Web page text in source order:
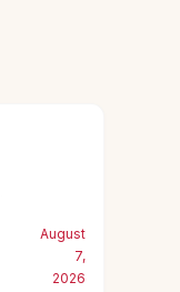
August
7,
2026